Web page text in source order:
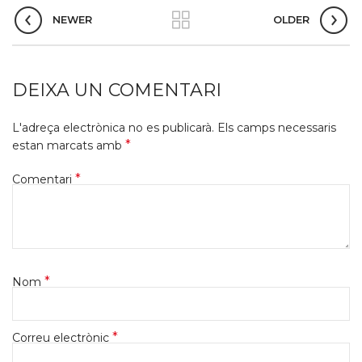
NEWER OLDER
DEIXA UN COMENTARI
L'adreça electrònica no es publicarà. Els camps necessaris
estan marcats amb *
Comentari *
Nom *
Correu electrònic *